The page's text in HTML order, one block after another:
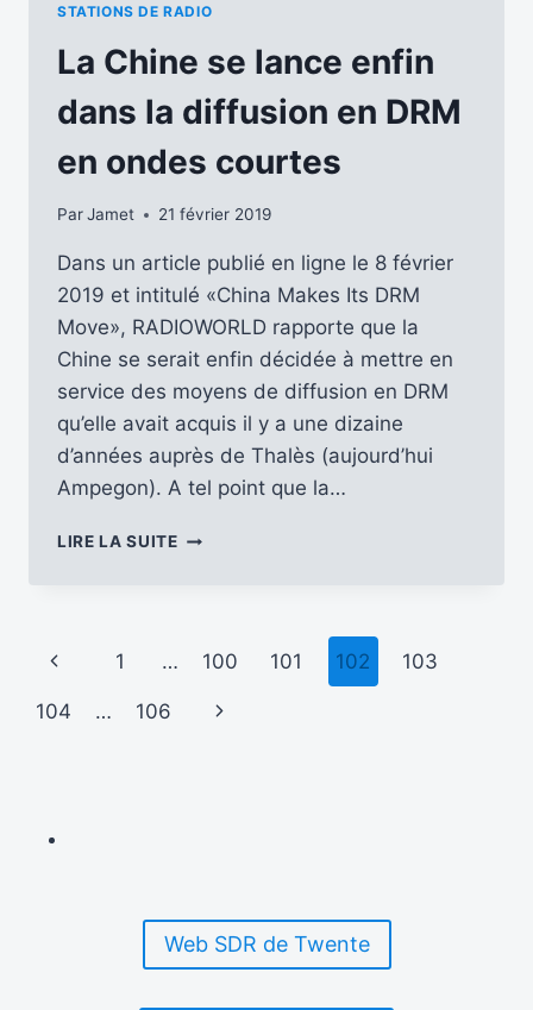
STATIONS DE RADIO
La Chine se lance enfin
dans la diffusion en DRM
en ondes courtes
ParJamet 21 février 2019
Dans un article publié en ligne le 8 février
2019 et intitulé «China Makes Its DRM
Move», RADIOWORLD rapporte que la
Chine se serait enfin décidée à mettre en
service des moyens de diffusion en DRM
qu’elle avait acquis il y a une dizaine
d’années auprès de Thalès (aujourd’hui
Ampegon). A tel point que la…
LIRE LA SUITELA
DANS
DIFFUSION
Navigation
de
Page
précédente
1 … 100 101 102 103
104 … 106
Page
Web SDR de Twente